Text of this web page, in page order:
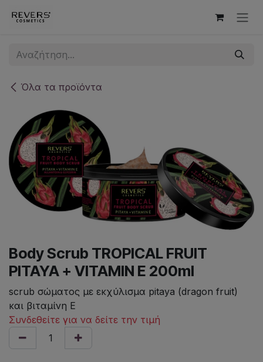
Όλα τα προϊόντα
Body Scrub TROPICAL FRUIT
PITAYA + VITAMIN E 200ml
scrub σώματος με εκχύλισμα pitaya (dragon fruit)
και βιταμίνη E
Συνδεθείτε για να δείτε την τιμή